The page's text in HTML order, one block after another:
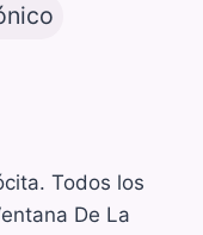
Todos los
De La